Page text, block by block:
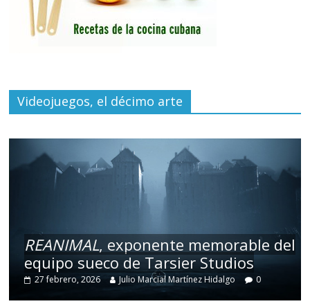
Videojuegos, el décimo arte
REANIMAL, exponente memorable del
equipo sueco de Tarsier Studios
27 febrero, 2026 Julio Marcial Martínez Hidalgo 0